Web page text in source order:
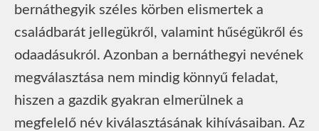
bernáthegyik széles körben elismertek a
családbarát jellegükről, valamint hűségükről és
odaadásukról. Azonban a bernáthegyi nevének
megválasztása nem mindig könnyű feladat,
hiszen a gazdik gyakran elmerülnek a
megfelelő név kiválasztásának kihívásaiban. Az